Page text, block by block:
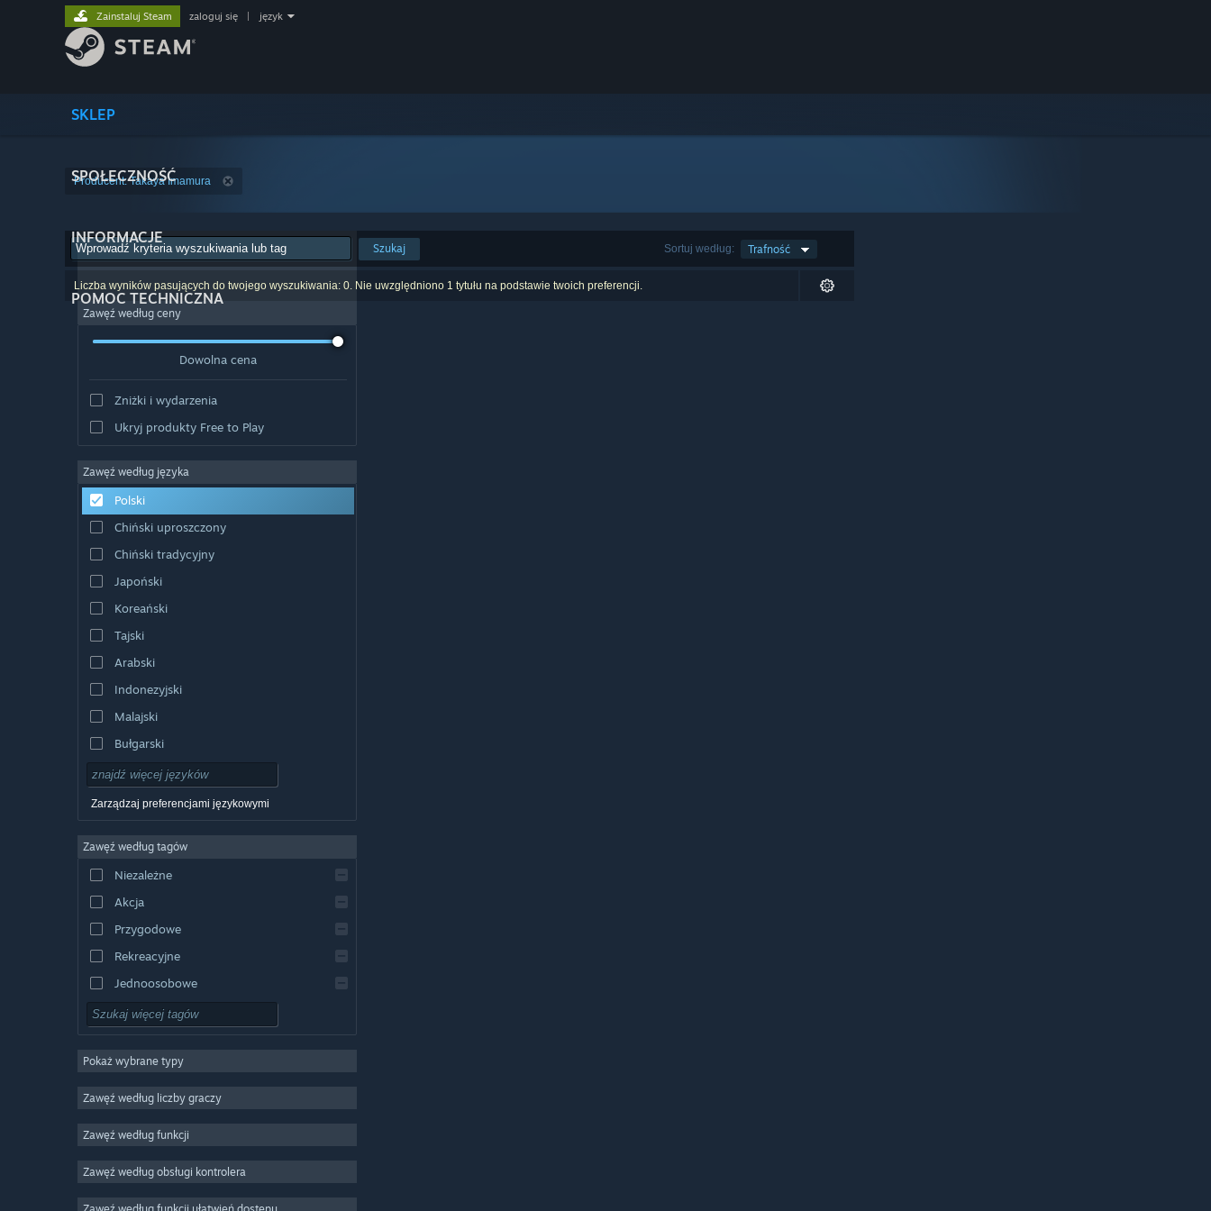
SKLEP
SPOŁECZNOŚĆ
INFORMACJE
POMOC TECHNICZNA
Zainstaluj Steam zaloguj się język
Producent: Takaya Imamura
Sortuj według: Trafność
Szukaj
Liczba wyników pasujących do twojego wyszukiwania: 0. Nie uwzględniono 1 tytułu na podstawie twoich preferencji.
Zawęź według ceny
Dowolna cena
Zniżki i wydarzenia
Ukryj produkty Free to Play
Zawęź według języka
Polski
Chiński uproszczony
Chiński tradycyjny
Japoński
Koreański
Tajski
Arabski
Indonezyjski
Malajski
Bułgarski
Czeski
Duński
Angielski
Hiszpański
Hiszpański latynoamerykański
Zarządzaj preferencjami językowymi
Zawęź według tagów
Niezależne
Akcja
Przygodowe
Rekreacyjne
Jednoosobowe
Symulatory
Strategiczne
2D
Free to Play
Pokaż wybrane typy
Zawęź według liczby graczy
Zawęź według funkcji
Zawęź według obsługi kontrolera